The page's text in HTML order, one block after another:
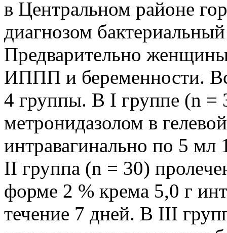
в Центральном районе
диагнозом
Предварительно
ИППП и беременности.
4 группы. В I группе (n =
метронидазолом в
интравагинально по 5 мл
II группа (n = 30)
форме 2 % крема 5,0 г
течение 7 дней. В III